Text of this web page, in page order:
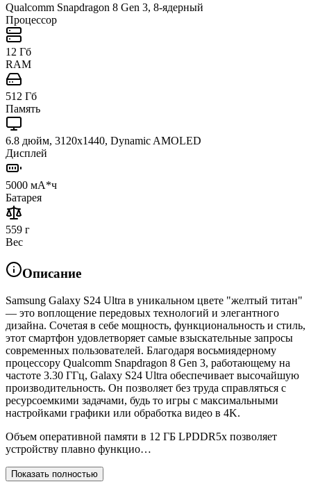
Qualcomm Snapdragon 8 Gen 3, 8-ядерный
Процессор
12 Гб
RAM
512 Гб
Память
6.8 дюйм, 3120x1440, Dynamic AMOLED
Дисплей
5000 мА*ч
Батарея
559 г
Вес
Описание
Samsung Galaxy S24 Ultra в уникальном цвете "желтый титан"
— это воплощение передовых технологий и элегантного
дизайна. Сочетая в себе мощность, функциональность и стиль,
этот смартфон удовлетворяет самые взыскательные запросы
современных пользователей. Благодаря восьмиядерному
процессору Qualcomm Snapdragon 8 Gen 3, работающему на
частоте 3.30 ГГц, Galaxy S24 Ultra обеспечивает высочайшую
производительность. Он позволяет без труда справляться с
ресурсоемкими задачами, будь то игры с максимальными
настройками графики или обработка видео в 4K.
Объем оперативной памяти в 12 ГБ LPDDR5x позволяет
устройству плавно функцио…
Показать полностью